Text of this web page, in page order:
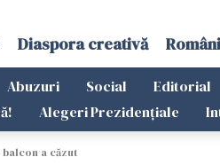
Diaspora creativă
Abuzuri Social Editorial
Alegeri Prezidențiale
a căzut